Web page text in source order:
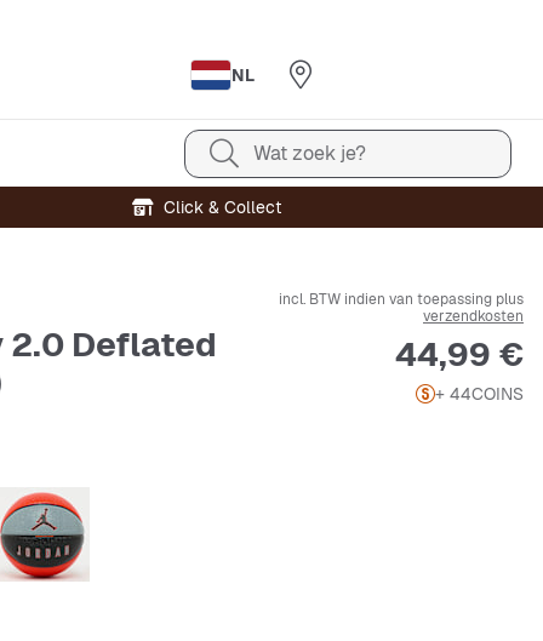
NL
Wat zoek je?
Click & Collect
2.0 Deflated
incl. BTW indien van toepassing plus
verzendkosten
Prijs
44,99 €
+ 44COINS